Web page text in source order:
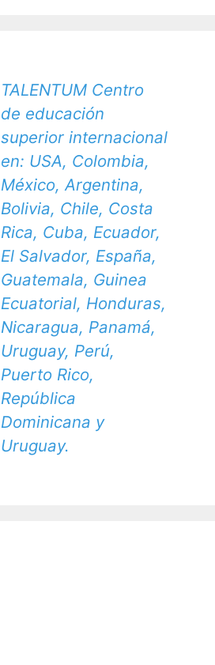
TALENTUM Centro
de educación
superior internacional
en: USA, Colombia,
México, Argentina,
Bolivia, Chile, Costa
Rica, Cuba, Ecuador,
El Salvador, España,
Guatemala, Guinea
Ecuatorial, Honduras,
Nicaragua, Panamá,
Uruguay, Perú,
Puerto Rico,
República
Dominicana y
Uruguay.